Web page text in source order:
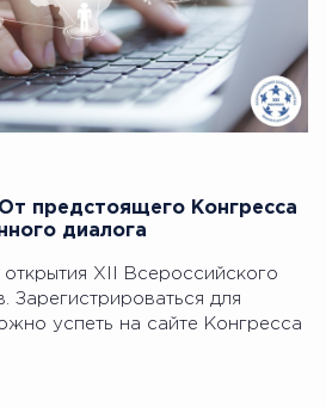
От предстоящего Конгресса
диалога
открытия XII Всероссийского
Зарегистрироваться для
успеть на сайте Конгресса